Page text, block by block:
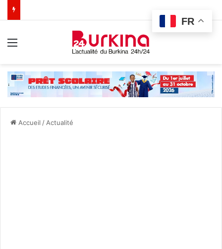
Accueil / Actualité
FR